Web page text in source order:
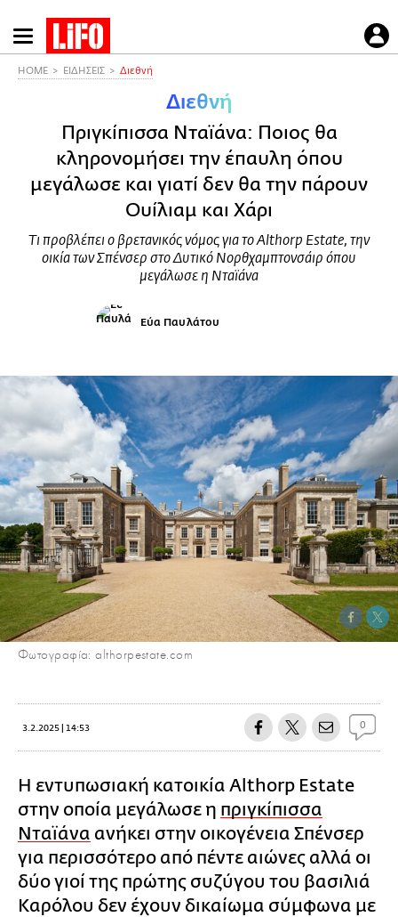
Παράκαμψη
προς
HOME ΕΙΔΗΣΕΙΣ Διεθνή
Διεθνή
Πριγκίπισσα Νταϊάνα: Ποιος θα
κληρονομήσει την έπαυλη όπου
μεγάλωσε και γιατί δεν θα την πάρουν
Ουίλιαμ και Χάρι
Τι προβλέπει ο βρετανικός νόμος για το Althorp Estate, την
οικία των Σπένσερ στο Δυτικό Νορθχαμπτονσάιρ όπου
μεγάλωσε η Νταϊάνα
Εύα Παυλάτου
Φωτογραφία: althorpestate.com
3.2.2025 | 14:53 0
Η εντυπωσιακή κατοικία Althorp Estate
στην οποία μεγάλωσε η πριγκίπισσα
Νταϊάνα ανήκει στην οικογένεια Σπένσερ
για περισσότερο από πέντε αιώνες αλλά οι
δύο γιοί της πρώτης συζύγου του βασιλιά
Καρόλου δεν έχουν δικαίωμα σύμφωνα με